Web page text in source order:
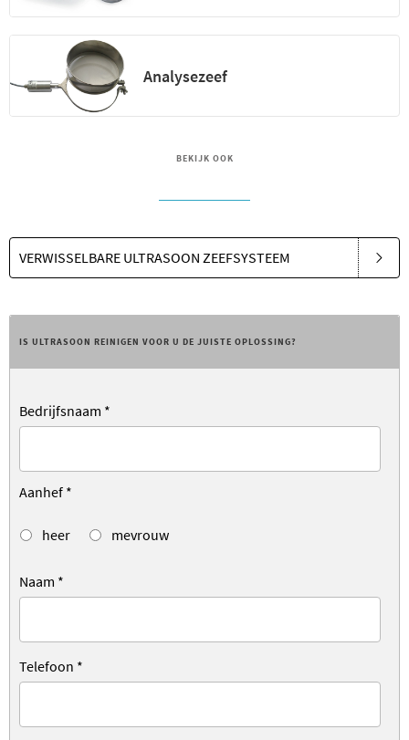
Analysezeef
BEKIJK OOK
VERWISSELBARE ULTRASOON ZEEFSYSTEEM
IS ULTRASOON REINIGEN VOOR U DE JUISTE OPLOSSING?
Bedrijfsnaam *
Aanhef *
heer mevrouw
Naam *
Telefoon *